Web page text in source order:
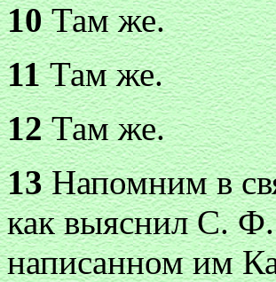
10Там же.
11Там же.
12Там же.
13Напомним в
как выяснил С. Ф.
написанном им